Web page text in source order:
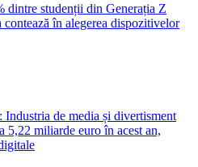
dintre studenții din Generația Z
contează în alegerea dispozitivelor
Industria de media și divertisment
5,22 miliarde euro în acest an,